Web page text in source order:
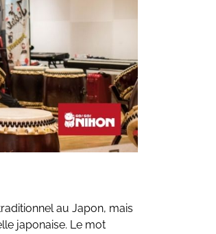
au Japon, mais
japonaise. Le mot